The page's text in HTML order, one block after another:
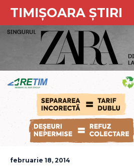
TIMIȘOARA ȘTIRI
februarie 18, 2014